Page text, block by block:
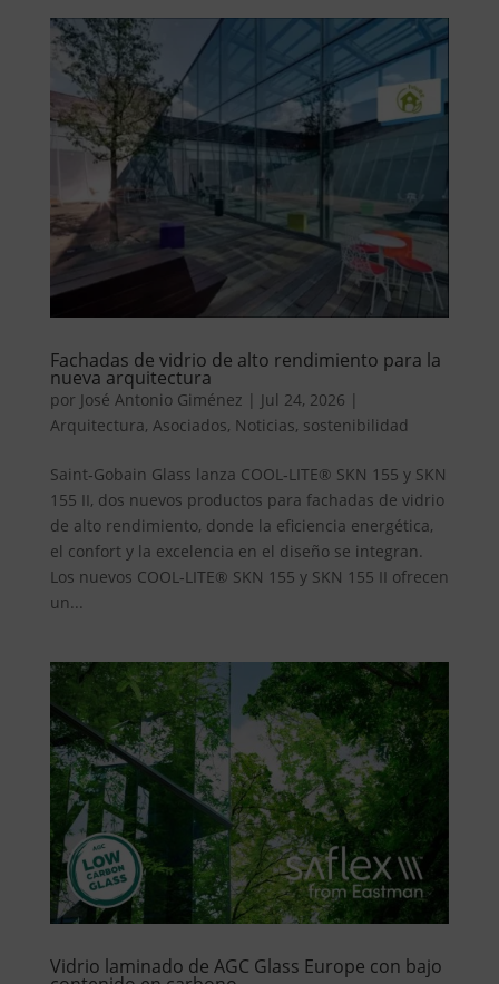
Fachadas de vidrio de alto rendimiento para la
nueva arquitectura
por José Antonio Giménez | Jul 24, 2026 |
Arquitectura, Asociados, Noticias, sostenibilidad
Saint‑Gobain Glass lanza COOL‑LITE® SKN 155 y SKN
155 II, dos nuevos productos para fachadas de vidrio
de alto rendimiento, donde la eficiencia energética,
el confort y la excelencia en el diseño se integran.
Los nuevos COOL‑LITE® SKN 155 y SKN 155 II ofrecen
un...
Vidrio laminado de AGC Glass Europe con bajo